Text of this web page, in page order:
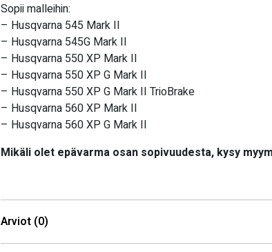
Sopii malleihin:
– Husqvarna 545 Mark II
– Husqvarna 545G Mark II
– Husqvarna 550 XP Mark II
– Husqvarna 550 XP G Mark II
– Husqvarna 550 XP G Mark II TrioBrake
– Husqvarna 560 XP Mark II
– Husqvarna 560 XP G Mark II
Mikäli olet epävarma osan sopivuudesta, kysy
Arviot (0)